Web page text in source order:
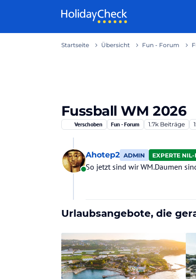
Startseite Übersicht Fun - Forum
Fussball WM 2026
Verschoben Fun - Forum 1.7k Beiträge
Online
Ahotep2 ADMIN EXPERTE NIL-
So jetzt sind wir WM.Daumen